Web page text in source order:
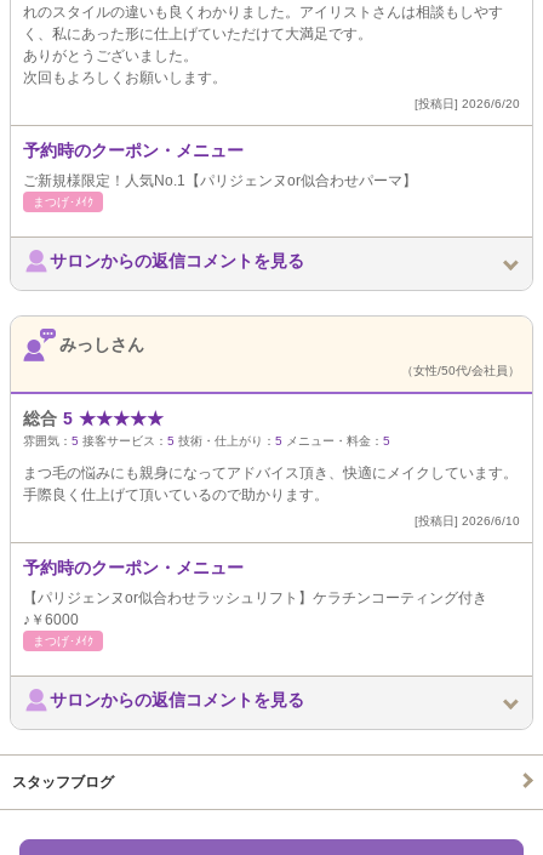
れのスタイルの違いも良くわかりました。アイリストさんは相談もしやす
く、私にあった形に仕上げていただけて大満足です。
ありがとうございました。
次回もよろしくお願いします。
[投稿日] 2026/6/20
予約時のクーポン・メニュー
ご新規様限定！人気No.1【パリジェンヌor似合わせパーマ】
まつげ･ﾒｲｸ
サロンからの返信コメントを見る
みっしさん
（女性/50代/会社員）
総合 5 ★★★★★
雰囲気： 5 接客サービス： 5 技術・仕上がり： 5 メニュー・料金： 5
まつ毛の悩みにも親身になってアドバイス頂き、快適にメイクしています。
手際良く仕上げて頂いているので助かります。
[投稿日] 2026/6/10
予約時のクーポン・メニュー
【パリジェンヌor似合わせラッシュリフト】ケラチンコーティング付き
♪￥6000
まつげ･ﾒｲｸ
サロンからの返信コメントを見る
スタッフブログ